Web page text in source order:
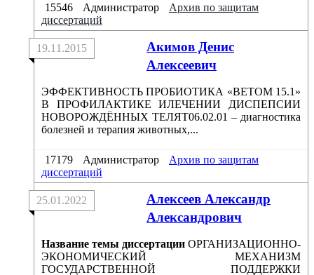
15546 Администратор
Архив по защитам
диссертаций
Акимов Денис
Алексеевич
19.11.2015
ЭФФЕКТИВНОСТЬ ПРОБИОТИКА «ВЕТОМ 15.1»
В ПРОФИЛАКТИКЕ ИЛЕЧЕНИИ ДИСПЕПСИИ
НОВОРОЖДЁННЫХ ТЕЛЯТ06.02.01 – диагностика
болезней и терапия животных,...
17179 Администратор
Архив по защитам
диссертаций
Алексеев Александр
Александрович
25.01.2022
Название темы диссертации ОРГАНИЗАЦИОННО-
ЭКОНОМИЧЕСКИЙ МЕХАНИЗМ
ГОСУДАРСТВЕННОЙ ПОДДЕРЖКИ